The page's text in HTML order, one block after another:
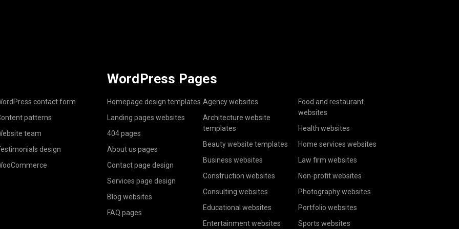
contact form
patterns
team
design
WordPress Pages
Homepage design templates
Landing pages websites
404 pages
About us pages
Contact page design
Services page design
Blog websites
FAQ pages
Agency websites
Architecture website
templates
Beauty website templates
Business websites
Construction websites
Consulting websites
Educational websites
Entertainment websites
Food and restaurant
websites
Health websites
Home services websites
Law firm websites
Non-profit websites
Photography websites
Portfolio websites
Sports websites